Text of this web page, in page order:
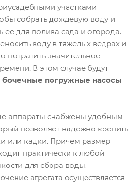
участками
собрать дождевую воду и
ее для полива сада и огорода.
воду в тяжелых ведрах и
потратить значительное
В этом случае будут
бочечные погружные насосы
аппараты снабжены удобным
позволяет надежно крепить
или кадки. Причем размер
практически к любой
для сбора воды.
агрегата осуществляется